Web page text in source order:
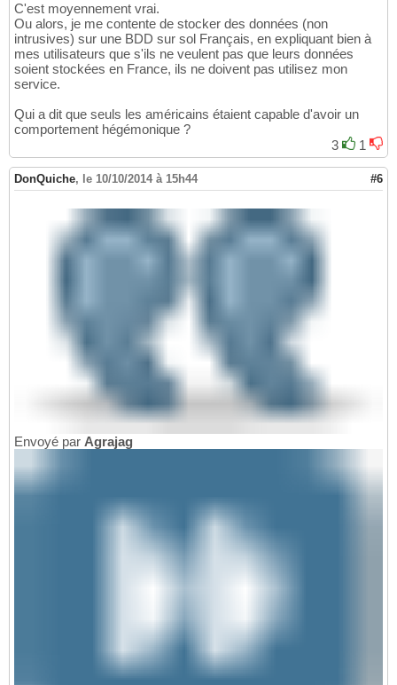
C'est moyennement vrai.
Ou alors, je me contente de stocker des données (non
intrusives) sur une BDD sur sol Français, en expliquant bien à
mes utilisateurs que s'ils ne veulent pas que leurs données
soient stockées en France, ils ne doivent pas utilisez mon
service.
Qui a dit que seuls les américains étaient capable d'avoir un
comportement hégémonique ?
3
1
DonQuiche, le 10/10/2014 à 15h44 #6
Envoyé par Agrajag